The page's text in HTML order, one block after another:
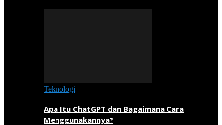
Teknologi
Apa Itu ChatGPT dan Bagaimana Cara
Menggunakannya?